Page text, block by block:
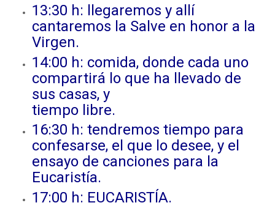
13:30 h: llegaremos y allí
cantaremos la Salve en honor a la
Virgen.
14:00 h: comida, donde cada uno
compartirá lo que ha llevado de
sus casas, y
tiempo libre.
16:30 h: tendremos tiempo para
confesarse, el que lo desee, y el
ensayo de canciones para la
Eucaristía.
17:00 h: EUCARISTÍA.